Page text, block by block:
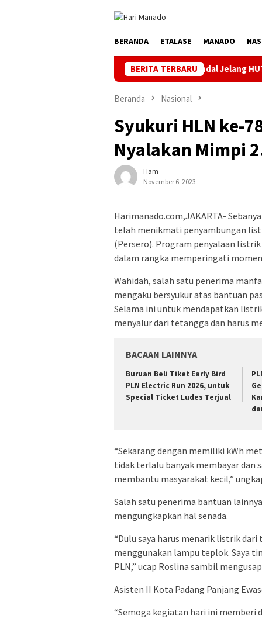
BERANDA ETALASE MANADO
BERITA TERBARU
Jaga Listrik Andal Jelang HUT ke-81 RI, PLN
Beranda Nasional
Syukuri HLN ke-
Nyalakan Mimpi
Ham
November 6, 2023
Harimanado.com,JAKARTA-
telah menikmati penyambungan
(Persero). Program penyalaan
dalam rangka memperingati
Wahidah, salah satu penerima
mengaku bersyukur atas bantuan
Selama ini untuk mendapatkan
menyalur dari tetangga dan harus
BACAAN LAINNYA
Buruan Beli Tiket Early Bird
PLN Electric Run 2026, untuk
Special Ticket Ludes Terjual
“Sekarang dengan memiliki kWh
tidak terlalu banyak membayar dan
membantu masyarakat kecil,”
Salah satu penerima bantuan
mengungkapkan hal senada.
“Dulu saya harus menarik listrik
menggunakan lampu teplok. Saya
PLN,” ucap Roslina sambil
Asisten II Kota Padang Panjang
“Semoga kegiatan hari ini memberi